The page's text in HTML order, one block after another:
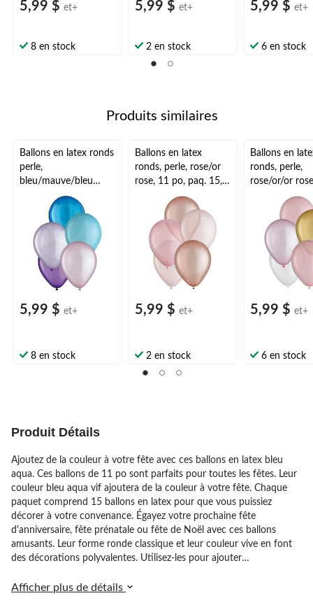
5,99 $ et+
8 en stock
5,99 $ et+
2 en stock
5,99 $ et+
6 en stock
Produits similaires
Ballons en latex ronds
perle,
bleu/mauve/bleu
sarcelle, 11 po, paq.
15, pour fête
d'anniversaire
5,99 $ et+
8 en stock
Ballons en latex
ronds, perle, rose/or
rose, 11 po, paq. 15,
prénatale/fête
d'anniversaire
5,99 $ et+
2 en stock
Ballons en
ronds, perle,
rose/or/or
paq. 15, pour
prénatale/fête
d'anniversaire
5,99 $ et+
6 en stock
Produit Détails
Ajoutez de la couleur à votre fête avec ces ballons en latex bleu
aqua. Ces ballons de 11 po sont parfaits pour toutes les fêtes. Leur
couleur bleu aqua vif ajoutera de la couleur à votre fête. Chaque
paquet comprend 15 ballons en latex pour que vous puissiez
décorer à votre convenance. Égayez votre prochaine fête
d'anniversaire, fête prénatale ou fête de Noël avec ces ballons
amusants. Leur forme ronde classique et leur couleur vive en font
des décorations polyvalentes. Utilisez-les pour ajouter
ballons de qualité connaîtront certainement du succès lors de votre
Afficher plus de détails